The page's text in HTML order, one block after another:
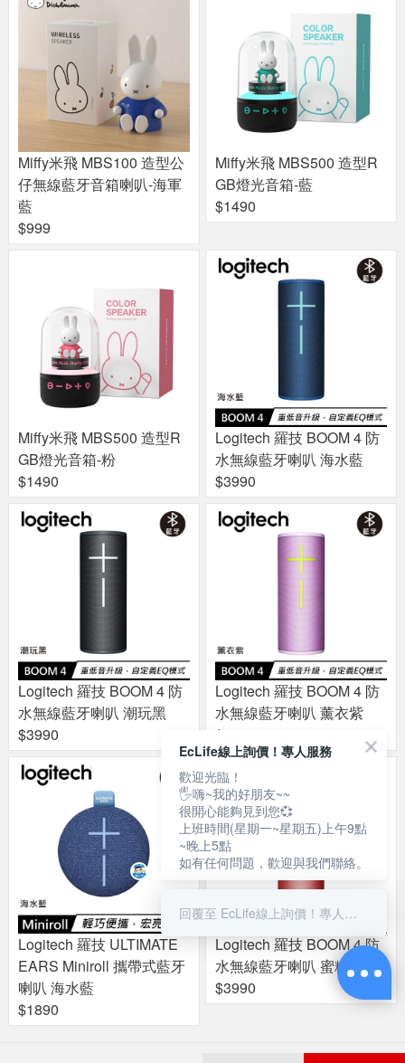
Miffy米飛 MBS100 造型公
仔無線藍牙音箱喇叭-海軍
藍
$999
Miffy米飛 MBS500 造型R
GB燈光音箱-藍
$1490
Miffy米飛 MBS500 造型R
GB燈光音箱-粉
$1490
Logitech 羅技 BOOM 4 防
水無線藍牙喇叭 海水藍
$3990
Logitech 羅技 BOOM 4 防
水無線藍牙喇叭 潮玩黑
$3990
Logitech 羅技 BOOM 4 防
水無線藍牙喇叭 薰衣紫
$3990
Logitech 羅技 ULTIMATE
EARS Miniroll 攜帶式藍牙
喇叭 海水藍
$1890
Logitech 羅技 BOOM 4 防
水無線藍牙喇叭 蜜糖粉
$3990
EcLife線上詢價！專人服務
歡迎光臨！
🖐嗨~我的好朋友~~
很開心能夠見到您💞
上班時間(星期一~星期五)上午9點
~晚上5點
如有任何問題，歡迎與我們聯絡。
回覆至 EcLife線上詢價！專人服務